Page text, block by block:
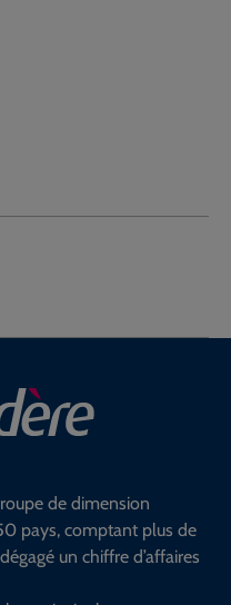
de dimension
pays, comptant plus de
un chiffre d’affaires